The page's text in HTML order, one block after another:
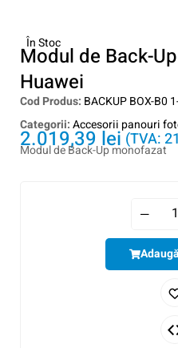
În Stoc
Modul de Back-
Huawei
Cod Produs: BACKUP BOX-B0
Categorii:Accesorii panouri
2.019,39lei (TVA:
Modul de Back-Up monofazat